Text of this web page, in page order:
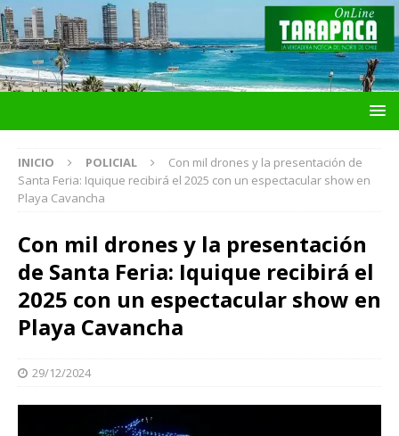
INICIO POLICIAL
Con mil drones y la presentación de
Santa Feria: Iquique recibirá el 2025 con un espectacular show en
Playa Cavancha
Con mil drones y la presentación
de Santa Feria: Iquique recibirá el
2025 con un espectacular show en
Playa Cavancha
29/12/2024